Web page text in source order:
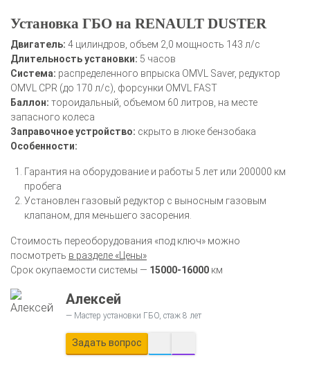
Установка ГБО на RENAULT DUSTER
Двигатель: 4 цилиндров, объем 2,0 мощность 143 л/с
Длительность установки: 5 часов
Система: распределенного впрыска OMVL Saver, редуктор
OMVL CPR (до 170 л/с), форсунки OMVL FAST
Баллон: тороидальный, объемом 60 литров, на месте
запасного колеса
Заправочное устройство: скрыто в люке бензобака
Особенности:
Гарантия на оборудование и работы 5 лет или 200000 км
пробега
Установлен газовый редуктор с выносным газовым
клапаном, для меньшего засорения.
Стоимость переоборудования «под ключ» можно
посмотреть в разделе «Цены»
Срок окупаемости системы — 15000-16000 км
Алексей
Мастер установки ГБО, стаж 8 лет
Задать вопрос